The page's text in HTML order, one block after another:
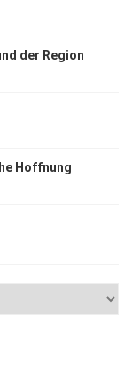
der Region
Hoffnung